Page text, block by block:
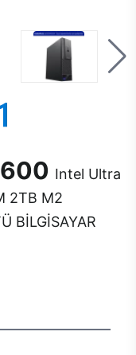
Intel Ultra
2TB M2
BİLGİSAYAR